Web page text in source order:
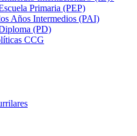
Primaria (PEP)
Años Intermedios (PAI)
(PD)
CCG